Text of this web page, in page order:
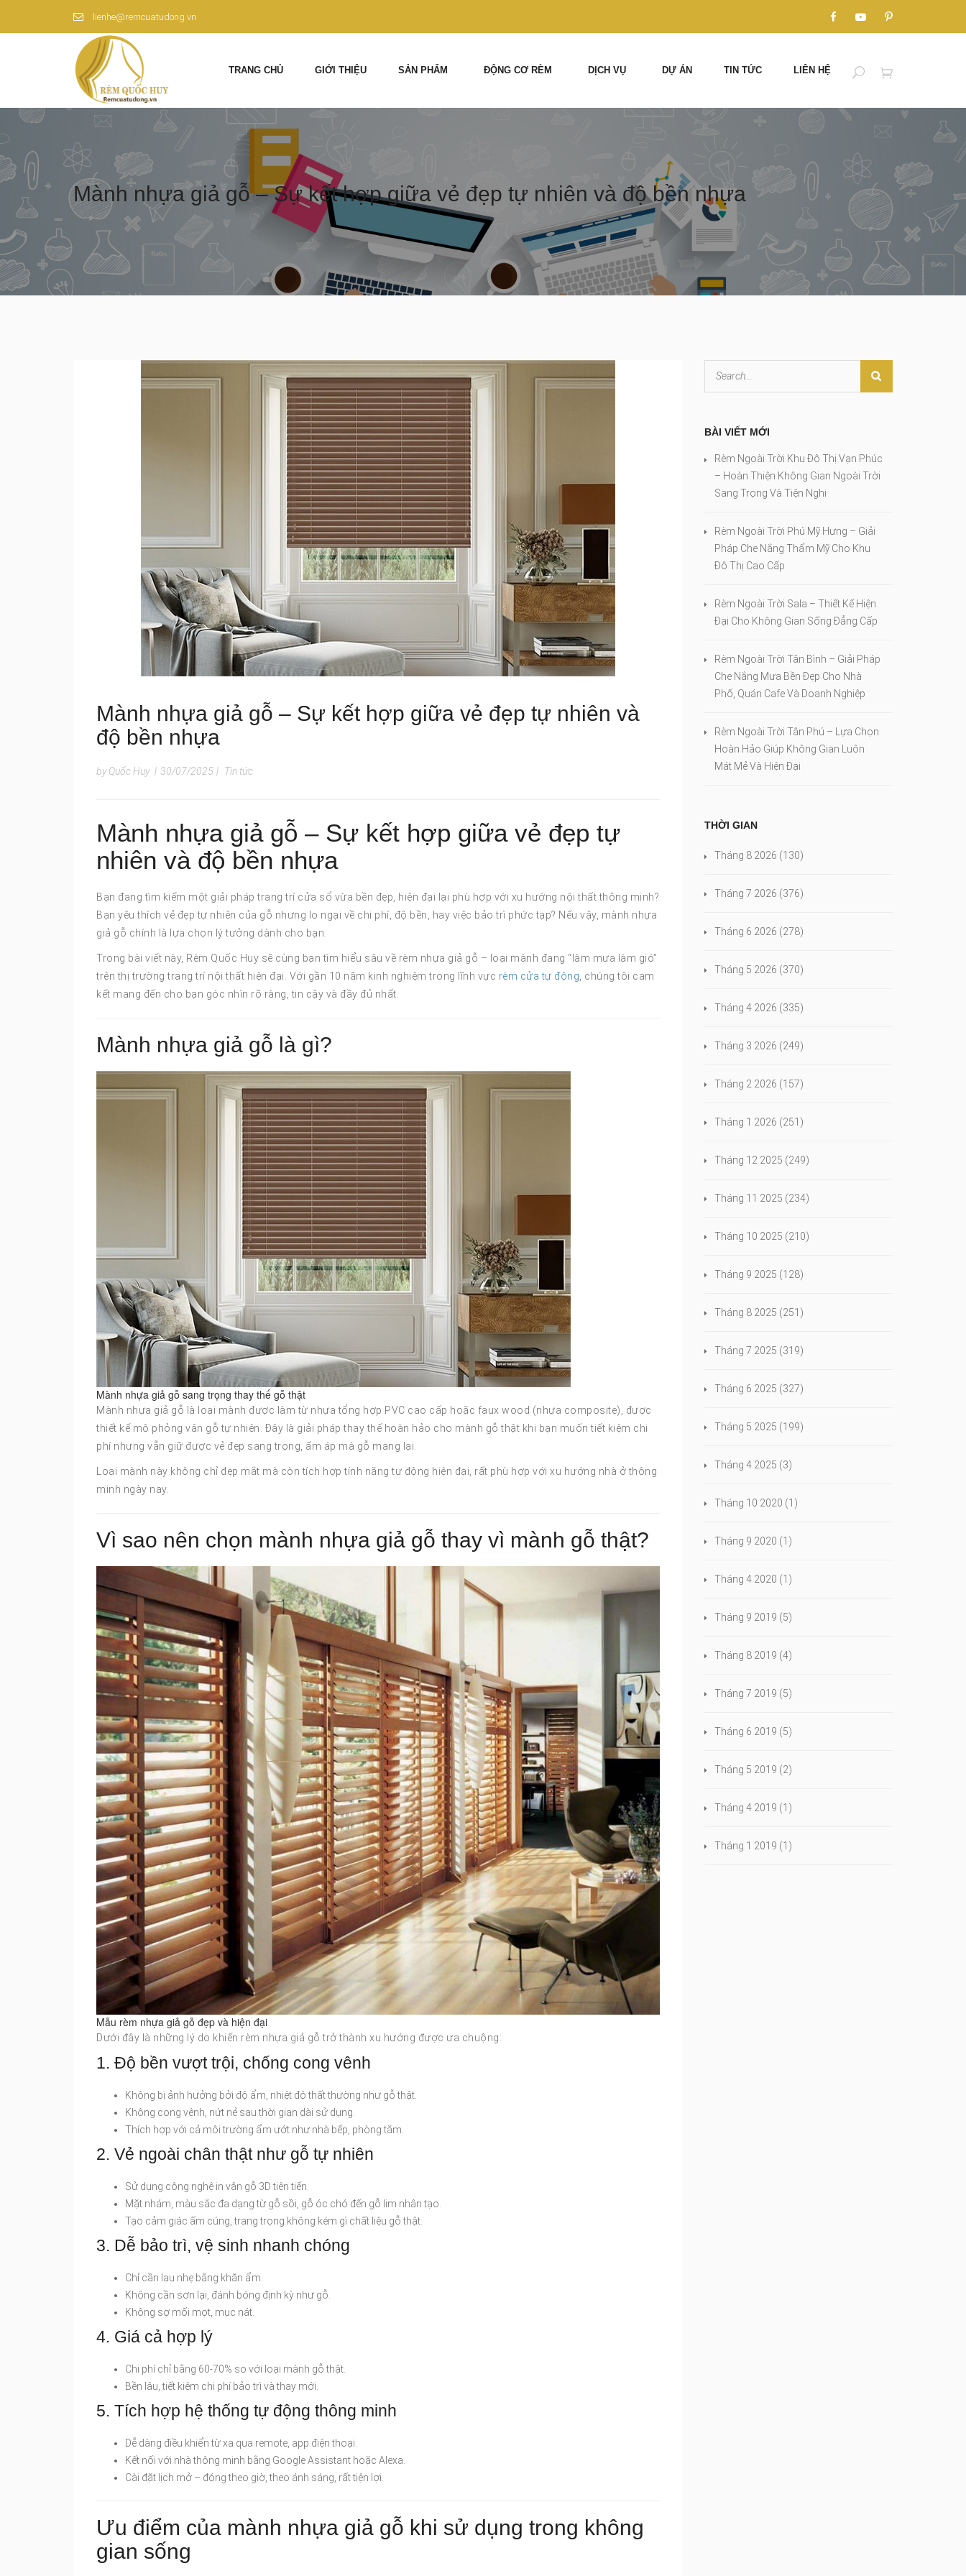
lienhe@remcuatudong.vn
TRANG CHỦ GIỚI THIỆU SẢN PHẨM ĐỘNG CƠ RÈM DỊCH VỤ DỰ ÁN TIN TỨC LIÊN HỆ
Mành nhựa giả gỗ – Sự kết hợp giữa vẻ đẹp tự nhiên và độ bền nhựa
Mành nhựa giả gỗ – Sự kết hợp giữa vẻ đẹp tự nhiên và
độ bền nhựa
by Quốc Huy | 30/07/2025 | Tin tức
Mành nhựa giả gỗ – Sự kết hợp giữa vẻ đẹp tự
nhiên và độ bền nhựa
Bạn đang tìm kiếm một giải pháp trang trí cửa sổ vừa bền đẹp, hiện đại lại phù hợp với xu hướng nội thất thông minh?
Bạn yêu thích vẻ đẹp tự nhiên của gỗ nhưng lo ngại về chi phí, độ bền, hay việc bảo trì phức tạp? Nếu vậy, mành nhựa
giả gỗ chính là lựa chọn lý tưởng dành cho bạn.
Trong bài viết này, Rèm Quốc Huy sẽ cùng bạn tìm hiểu sâu về rèm nhựa giả gỗ – loại mành đang “làm mưa làm gió”
trên thị trường trang trí nội thất hiện đại. Với gần 10 năm kinh nghiệm trong lĩnh vực rèm cửa tự động , chúng tôi cam
kết mang đến cho bạn góc nhìn rõ ràng, tin cậy và đầy đủ nhất.
Mành nhựa giả gỗ là gì?
Mành nhựa giả gỗ sang trọng thay thế gỗ thật
Mành nhựa giả gỗ là loại mành được làm từ nhựa tổng hợp PVC cao cấp hoặc faux wood (nhựa composite), được
thiết kế mô phỏng vân gỗ tự nhiên. Đây là giải pháp thay thế hoàn hảo cho mành gỗ thật khi bạn muốn tiết kiệm chi
phí nhưng vẫn giữ được vẻ đẹp sang trọng, ấm áp mà gỗ mang lại.
Loại mành này không chỉ đẹp mắt mà còn tích hợp tính năng tự động hiện đại, rất phù hợp với xu hướng nhà ở thông
minh ngày nay.
Vì sao nên chọn mành nhựa giả gỗ thay vì mành gỗ thật?
Mẫu rèm nhựa giả gỗ đẹp và hiện đại
Dưới đây là những lý do khiến rèm nhựa giả gỗ trở thành xu hướng được ưa chuộng:
1. Độ bền vượt trội, chống cong vênh
Không bị ảnh hưởng bởi độ ẩm, nhiệt độ thất thường như gỗ thật.
Không cong vênh, nứt nẻ sau thời gian dài sử dụng.
Thích hợp với cả môi trường ẩm ướt như nhà bếp, phòng tắm.
2. Vẻ ngoài chân thật như gỗ tự nhiên
Sử dụng công nghệ in vân gỗ 3D tiên tiến.
Mặt nhám, màu sắc đa dạng từ gỗ sồi, gỗ óc chó đến gỗ lim nhân tạo.
Tạo cảm giác ấm cúng, trang trọng không kém gì chất liệu gỗ thật.
3. Dễ bảo trì, vệ sinh nhanh chóng
Chỉ cần lau nhẹ bằng khăn ẩm.
Không cần sơn lại, đánh bóng định kỳ như gỗ.
Không sợ mối mọt, mục nát.
4. Giá cả hợp lý
Chi phí chỉ bằng 60-70% so với loại mành gỗ thật.
Bền lâu, tiết kiệm chi phí bảo trì và thay mới.
5. Tích hợp hệ thống tự động thông minh
Dễ dàng điều khiển từ xa qua remote, app điện thoại.
Kết nối với nhà thông minh bằng Google Assistant hoặc Alexa.
Cài đặt lịch mở – đóng theo giờ, theo ánh sáng, rất tiện lợi.
Ưu điểm của mành nhựa giả gỗ khi sử dụng trong không
gian sống
BÀI VIẾT MỚI
Rèm Ngoài Trời Khu Đô Thị Vạn Phúc
– Hoàn Thiện Không Gian Ngoài Trời
Sang Trọng Và Tiện Nghi
Rèm Ngoài Trời Phú Mỹ Hưng – Giải
Pháp Che Nắng Thẩm Mỹ Cho Khu
Đô Thị Cao Cấp
Rèm Ngoài Trời Sala – Thiết Kế Hiện
Đại Cho Không Gian Sống Đẳng Cấp
Rèm Ngoài Trời Tân Bình – Giải Pháp
Che Nắng Mưa Bền Đẹp Cho Nhà
Phố, Quán Cafe Và Doanh Nghiệp
Rèm Ngoài Trời Tân Phú – Lựa Chọn
Hoàn Hảo Giúp Không Gian Luôn
Mát Mẻ Và Hiện Đại
THỜI GIAN
Tháng 8 2026 (130)
Tháng 7 2026 (376)
Tháng 6 2026 (278)
Tháng 5 2026 (370)
Tháng 4 2026 (335)
Tháng 3 2026 (249)
Tháng 2 2026 (157)
Tháng 1 2026 (251)
Tháng 12 2025 (249)
Tháng 11 2025 (234)
Tháng 10 2025 (210)
Tháng 9 2025 (128)
Tháng 8 2025 (251)
Tháng 7 2025 (319)
Tháng 6 2025 (327)
Tháng 5 2025 (199)
Tháng 4 2025 (3)
Tháng 10 2020 (1)
Tháng 9 2020 (1)
Tháng 4 2020 (1)
Tháng 9 2019 (5)
Tháng 8 2019 (4)
Tháng 7 2019 (5)
Tháng 6 2019 (5)
Tháng 5 2019 (2)
Tháng 4 2019 (1)
Tháng 1 2019 (1)